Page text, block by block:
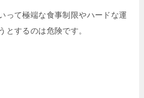
って極端な食事制限やハードな運
とするのは危険です。